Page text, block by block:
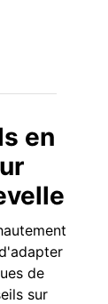
en
de
sur